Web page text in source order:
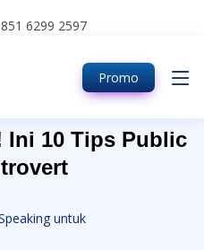
6299 2597
Promo
Ini 10 Tips Public
untuk